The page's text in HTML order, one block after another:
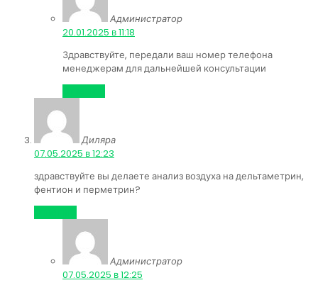
Администратор
20.01.2025 в 11:18
Здравствуйте, передали ваш номер телефона
менеджерам для дальнейшей консультации
Диляра
07.05.2025 в 12:23
здравствуйте вы делаете анализ воздуха на дельтаметрин,
фентион и перметрин?
Администратор
07.05.2025 в 12:25